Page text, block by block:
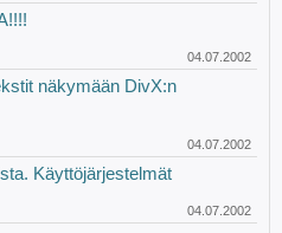
04.07.2002
näkymään DivX:n
04.07.2002
Käyttöjärjestelmät
04.07.2002